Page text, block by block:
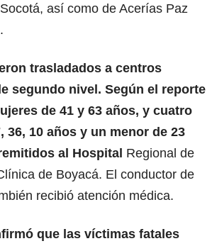
así como de Acerías Paz
trasladados a centros
segundo nivel. Según el reporte
de 41 y 63 años, y cuatro
36, 10 años y un menor de 23
al Hospital Regional de
de Boyacá. El conductor de
recibió atención médica.
que las víctimas fatales